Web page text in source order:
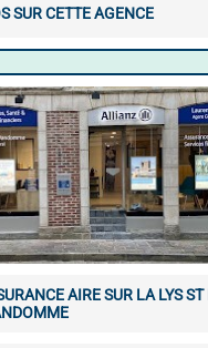
SUR CETTE AGENCE
AIRE SUR LA LYS ST